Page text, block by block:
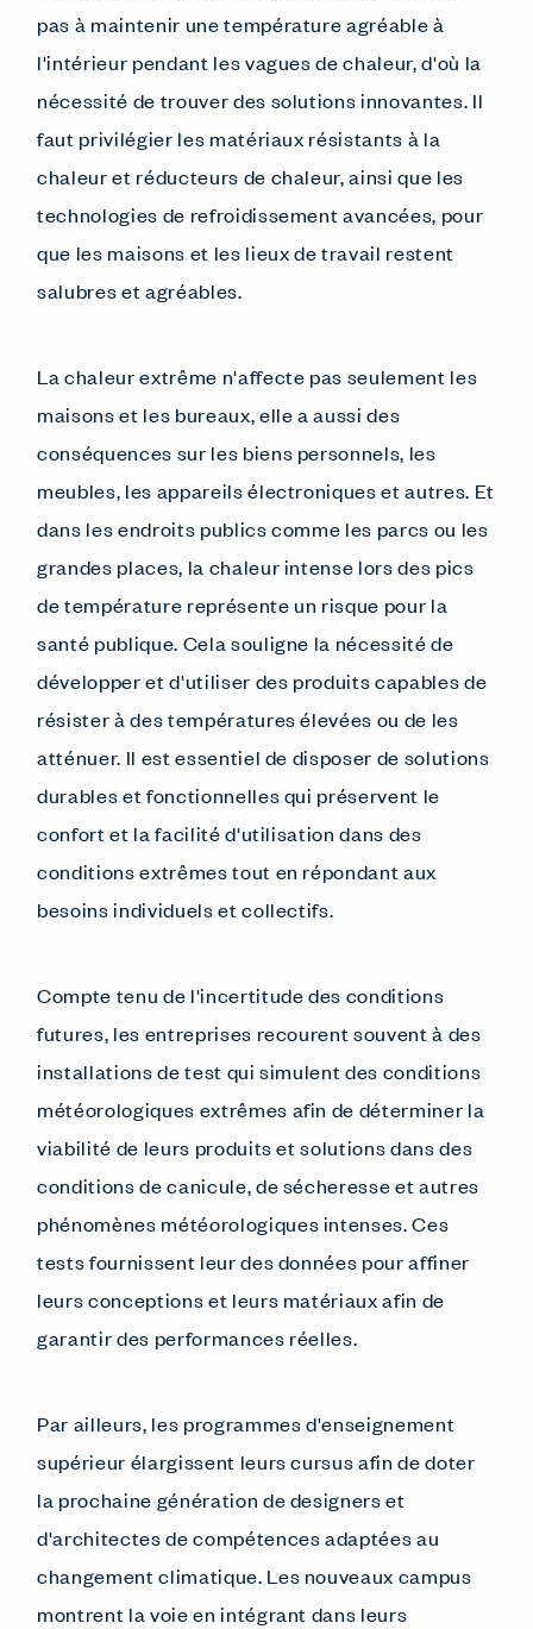
pas à maintenir une température agréable à
l'intérieur pendant les vagues de chaleur, d'où la
nécessité de trouver des solutions innovantes. Il
faut privilégier les matériaux résistants à la
chaleur et réducteurs de chaleur, ainsi que les
technologies de refroidissement avancées, pour
que les maisons et les lieux de travail restent
salubres et agréables.
La chaleur extrême n'affecte pas seulement les
maisons et les bureaux, elle a aussi des
conséquences sur les biens personnels, les
meubles, les appareils électroniques et autres. Et
dans les endroits publics comme les parcs ou les
grandes places, la chaleur intense lors des pics
de température représente un risque pour la
santé publique. Cela souligne la nécessité de
développer et d'utiliser des produits capables de
résister à des températures élevées ou de les
atténuer. Il est essentiel de disposer de solutions
durables et fonctionnelles qui préservent le
confort et la facilité d'utilisation dans des
conditions extrêmes tout en répondant aux
besoins individuels et collectifs.
Compte tenu de l'incertitude des conditions
futures, les entreprises recourent souvent à des
installations de test qui simulent des conditions
météorologiques extrêmes afin de déterminer la
viabilité de leurs produits et solutions dans des
conditions de canicule, de sécheresse et autres
phénomènes météorologiques intenses. Ces
tests fournissent leur des données pour affiner
leurs conceptions et leurs matériaux afin de
garantir des performances réelles.
Par ailleurs, les programmes d'enseignement
supérieur élargissent leurs cursus afin de doter
la prochaine génération de designers et
d'architectes de compétences adaptées au
changement climatique. Les nouveaux campus
montrent la voie en intégrant dans leurs